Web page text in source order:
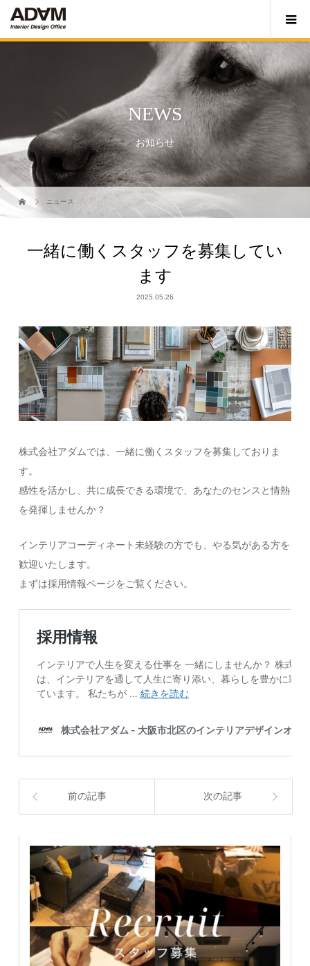
NEWS
お知らせ
ニュース
一緒に働くスタッフを募集してい
ます
2025.05.26
株式会社アダムでは、一緒に働くスタッフを募集しておりま
す。
感性を活かし、共に成長できる環境で、あなたのセンスと情熱
を発揮しませんか？
インテリアコーディネート未経験の方でも、やる気がある方を
歓迎いたします。
まずは採用情報ページをご覧ください。
前の記事 次の記事